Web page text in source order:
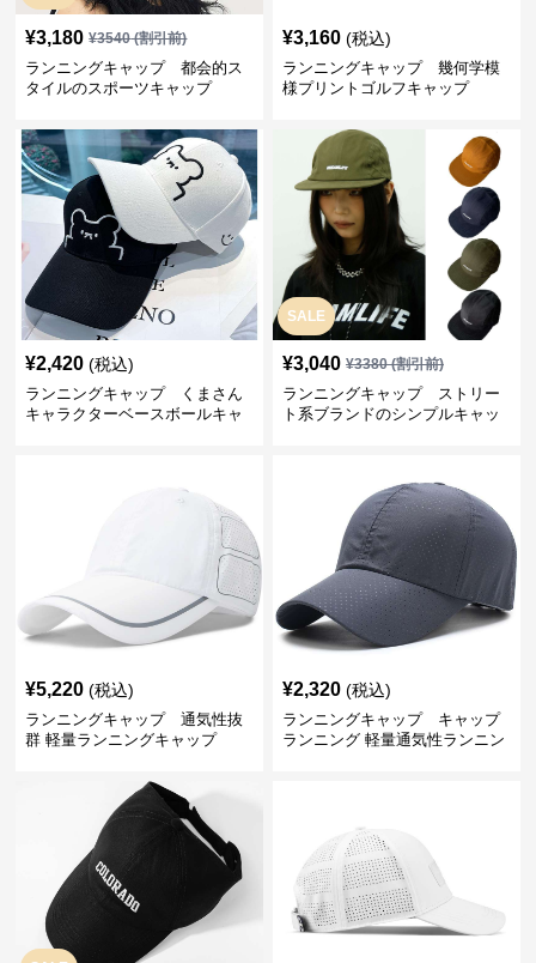
¥3,180 ¥3540(割引前)
ランニングキャップ 都会的ス
タイルのスポーツキャップ
¥3,160 (税込)
ランニングキャップ 幾何学模
様プリントゴルフキャップ
¥2,420 (税込)
ランニングキャップ くまさん
キャラクターベースボールキャ
SALE
¥3,040 ¥3380(割引前)
ランニングキャップ ストリー
ト系ブランドのシンプルキャッ
¥5,220 (税込)
ランニングキャップ 通気性抜
群 軽量ランニングキャップ
¥2,320 (税込)
ランニングキャップ キャップ
ランニング 軽量通気性ランニン